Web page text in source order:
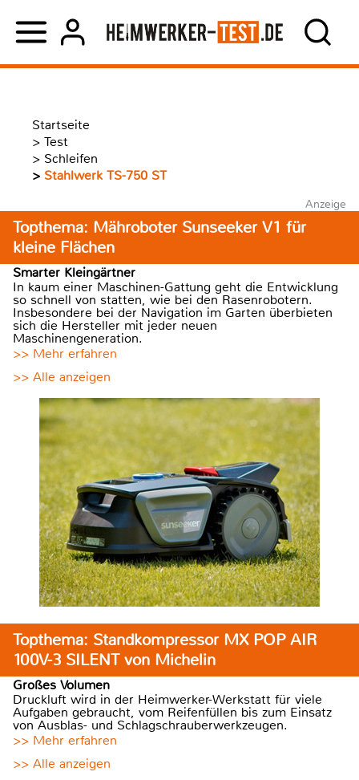
Startseite
> Test
> Schleifen
> Stahlwerk TS-750 ST
Anzeige
Topthema: Mähroboter Sunseeker V1 für
kleine Flächen
Smarter Kleingärtner
In kaum einer Maschinen-Gattung geht die Entwicklung
so schnell von statten, wie bei den Rasenrobotern.
Insbesondere bei der Navigation im Garten überbieten
sich die Hersteller mit jeder neuen
Maschinengeneration.
>> Mehr erfahren
>> Alle anzeigen
Topthema: Standkompressor MX POP AIR
100V-3 SILENT von Michelin
Großes Volumen
Druckluft wird in der Heimwerker-Werkstatt für viele
Aufgaben gebraucht, vom Reifenfüllen bis zum Einsatz
von Ausblas- und Schlagschrauberwerkzeugen.
>> Mehr erfahren
>> Alle anzeigen